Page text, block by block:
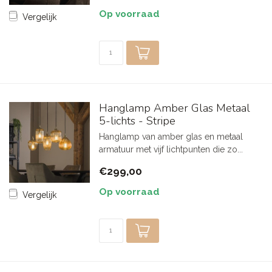
Vergelijk Op voorraad
Vergelijk
Hanglamp Amber Glas Metaal
5-lichts - Stripe
Hanglamp van amber glas en metaal
armatuur met vijf lichtpunten die zo...
€299,00
Op voorraad